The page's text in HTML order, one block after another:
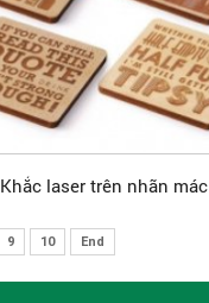
Khắc laser trên nhãn mác
9 10 End